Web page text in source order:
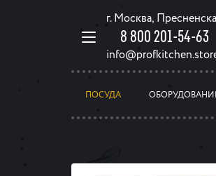
г. Москва,
8 800 201-54-63
ПОСУДА